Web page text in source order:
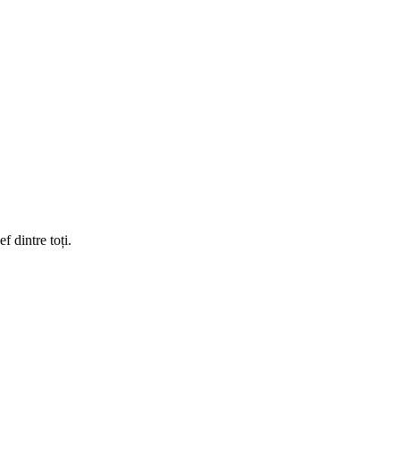
dintre toți.